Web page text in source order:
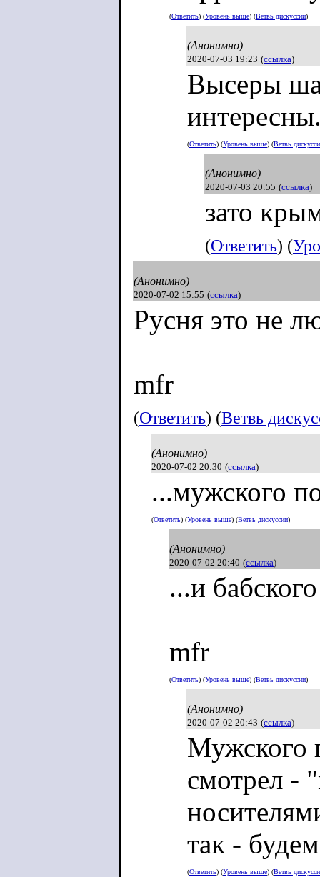
(Ответить) (Уровень выше) (Ветвь дискуссии)
(Анонимно)
2020-07-03 19:23 (ссылка)
Высеры
(Ответить) (Уровень выше) (Ветвь
(Анонимно)
2020-07-03 20:55 (ссылка)
зато
(Ответить) (
(Анонимно)
2020-07-02 15:55 (ссылка)
Русня это не
mfr
(Ответить) (Ветвь
(Анонимно)
2020-07-02 20:30 (ссылка)
...мужского
(Ответить) (Уровень выше) (Ветвь дискуссии)
(Анонимно)
2020-07-02 20:40 (ссылка)
...и
mfr
(Ответить) (Уровень выше) (Ветвь дискуссии)
(Анонимно)
2020-07-02 20:43 (ссылка)
Мужского
смотрел -
так -
(Ответить) (Уровень выше) (Ветвь